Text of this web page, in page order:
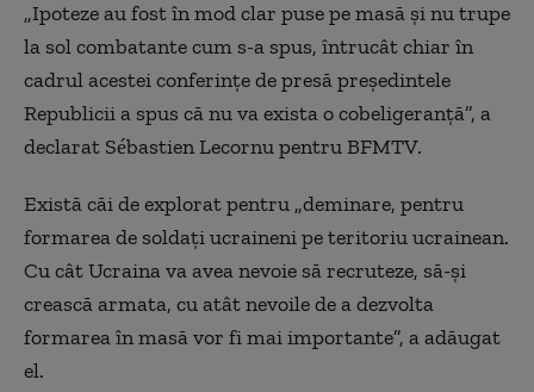
„Ipoteze au fost în mod clar puse pe masă şi nu trupe
la sol combatante cum s-a spus, întrucât chiar în
cadrul acestei conferinţe de presă preşedintele
Republicii a spus că nu va exista o cobeligeranţă”, a
declarat Sébastien Lecornu pentru BFMTV.
Există căi de explorat pentru „deminare, pentru
formarea de soldaţi ucraineni pe teritoriu ucrainean.
Cu cât Ucraina va avea nevoie să recruteze, să-şi
crească armata, cu atât nevoile de a dezvolta
formarea în masă vor fi mai importante”, a adăugat
el.